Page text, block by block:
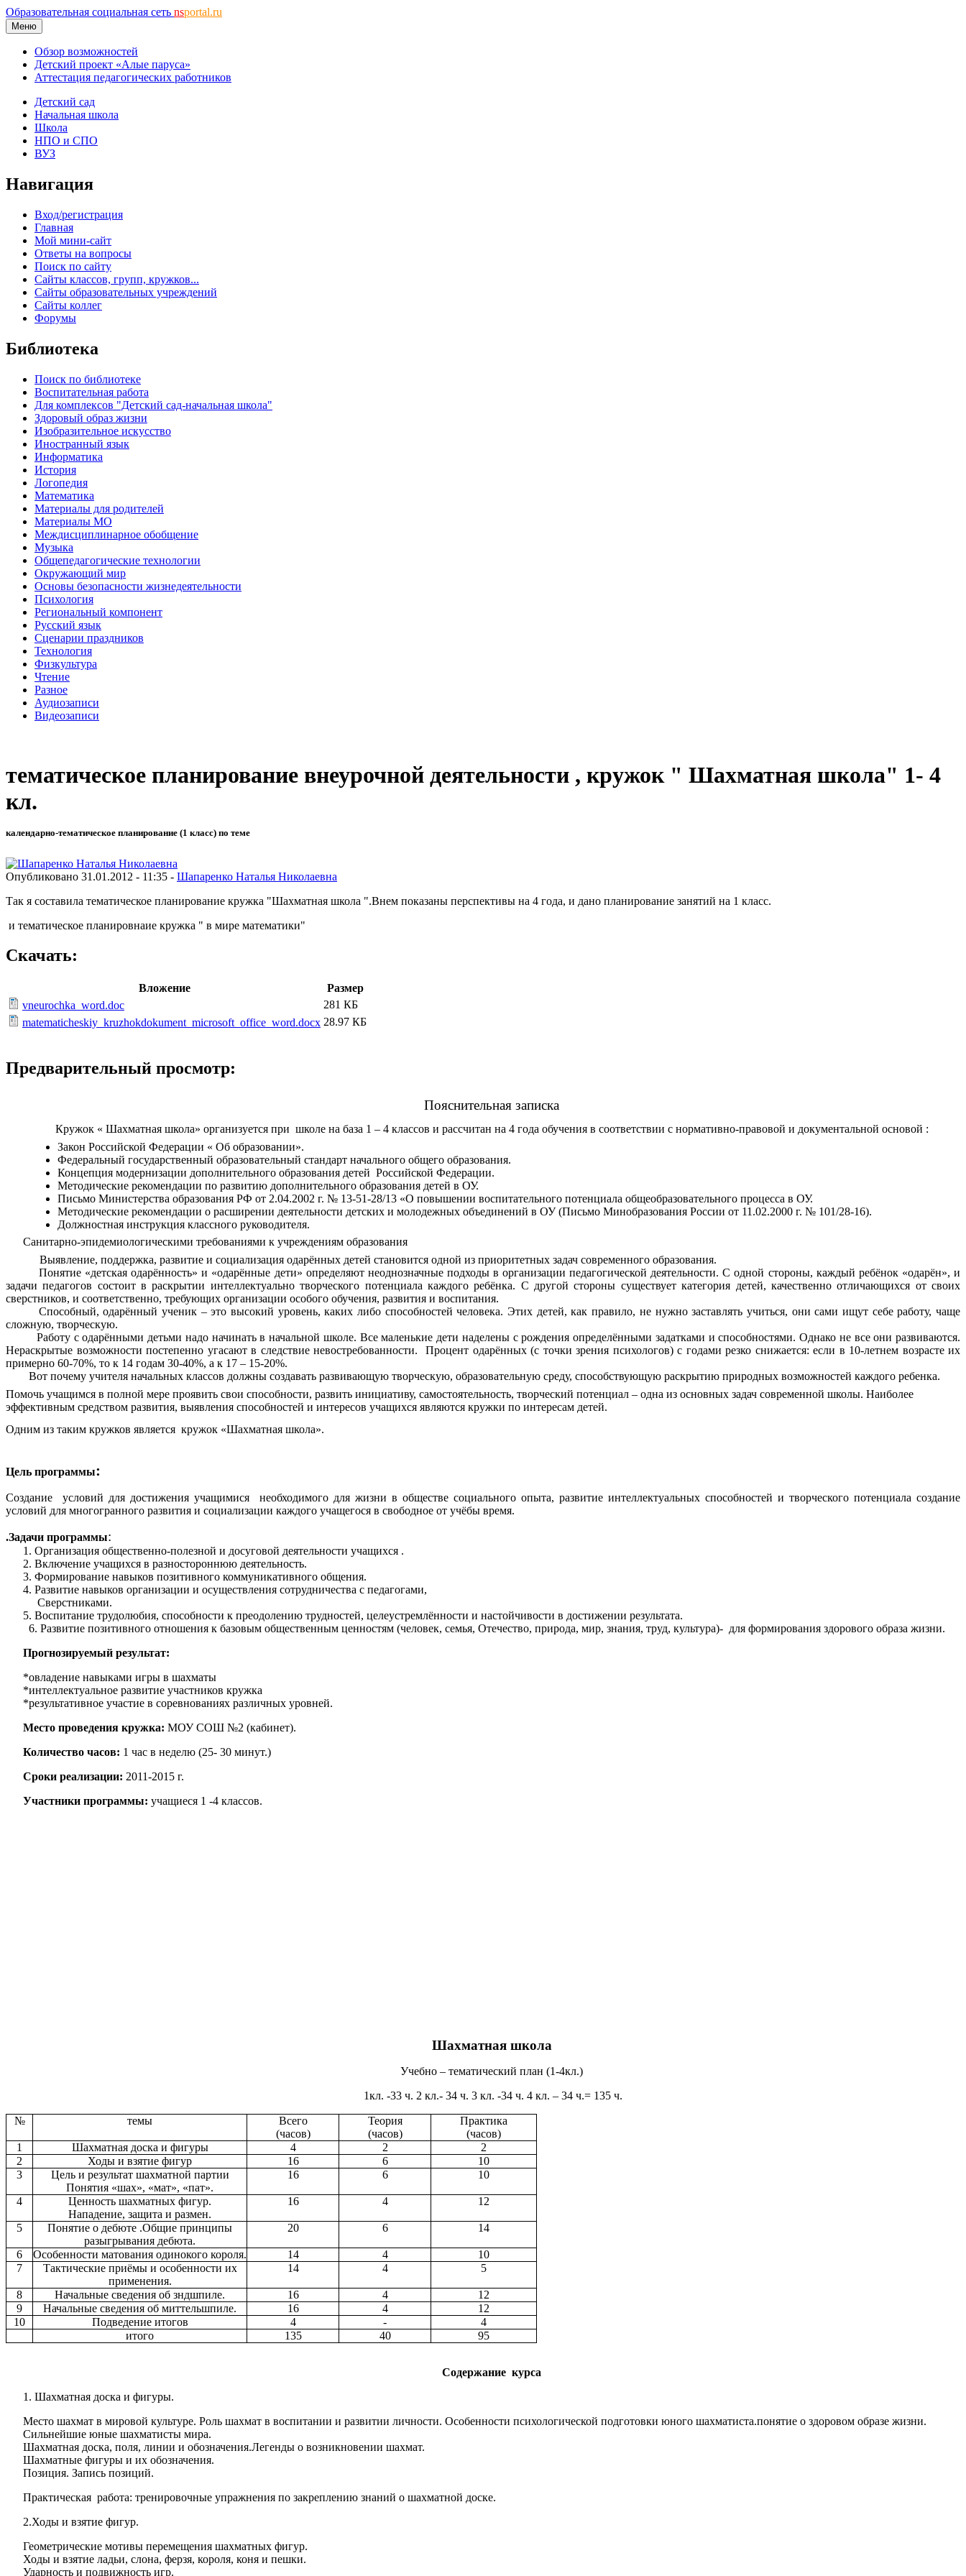
Образовательная социальная сеть nsportal.ru
Меню
Обзор возможностей
Детский проект «Алые паруса»
Аттестация педагогических работников
Детский сад
Начальная школа
Школа
НПО и СПО
ВУЗ
Навигация
Вход/регистрация
Главная
Мой мини-сайт
Ответы на вопросы
Поиск по сайту
Сайты классов, групп, кружков...
Сайты образовательных учреждений
Сайты коллег
Форумы
Библиотека
Поиск по библиотеке
Воспитательная работа
Для комплексов "Детский сад-начальная школа"
Здоровый образ жизни
Изобразительное искусство
Иностранный язык
Информатика
История
Логопедия
Математика
Материалы для родителей
Материалы МО
Междисциплинарное обобщение
Музыка
Общепедагогические технологии
Окружающий мир
Основы безопасности жизнедеятельности
Психология
Региональный компонент
Русский язык
Сценарии праздников
Технология
Физкультура
Чтение
Разное
Аудиозаписи
Видеозаписи
тематическое планирование внеурочной деятельности , кружок " Шахматная школа" 1- 4
кл.
календарно-тематическое планирование (1 класс) по теме
Опубликовано 31.01.2012 - 11:35 - Шапаренко Наталья Николаевна
Так я составила тематическое планирование кружка "Шахматная школа ".Внем показаны перспективы на 4 года, и дано планирование занятий на 1 класс.
и тематическое планировнаие кружка " в мире математики"
Скачать:
Вложение
Размер
vneurochka_word.doc
281 КБ
matematicheskiy_kruzhokdokument_microsoft_office_word.docx 28.97 КБ
Предварительный просмотр:
Пояснительная записка
Кружок « Шахматная школа» организуется при школе на база 1 – 4 классов и рассчитан на 4 года обучения в соответствии с нормативно-правовой и документальной основой :
Закон Российской Федерации « Об образовании».
Федеральный государственный образовательный стандарт начального общего образования.
Концепция модернизации дополнительного образования детей Российской Федерации.
Методические рекомендации по развитию дополнительного образования детей в ОУ.
Письмо Министерства образования РФ от 2.04.2002 г. № 13-51-28/13 «О повышении воспитательного потенциала общеобразовательного процесса в ОУ.
Методические рекомендации о расширении деятельности детских и молодежных объединений в ОУ (Письмо Минобразования России от 11.02.2000 г. № 101/28-16).
Должностная инструкция классного руководителя.
Санитарно-эпидемиологическими требованиями к учреждениям образования
Выявление, поддержка, развитие и социализация одарённых детей становится одной из приоритетных задач современного образования.
Понятие «детская одарённость» и «одарённые дети» определяют неоднозначные подходы в организации педагогической деятельности. С одной стороны, каждый ребёнок «одарён», и
задачи педагогов состоит в раскрытии интеллектуально творческого потенциала каждого ребёнка. С другой стороны существует категория детей, качественно отличающихся от своих
сверстников, и соответственно, требующих организации особого обучения, развития и воспитания.
Способный, одарённый ученик – это высокий уровень, каких либо способностей человека. Этих детей, как правило, не нужно заставлять учиться, они сами ищут себе работу, чаще
сложную, творческую.
Работу с одарёнными детьми надо начинать в начальной школе. Все маленькие дети наделены с рождения определёнными задатками и способностями. Однако не все они развиваются.
Нераскрытые возможности постепенно угасают в следствие невостребованности. Процент одарённых (с точки зрения психологов) с годами резко снижается: если в 10-летнем возрасте их
примерно 60-70%, то к 14 годам 30-40%, а к 17 – 15-20%.
Вот почему учителя начальных классов должны создавать развивающую творческую, образовательную среду, способствующую раскрытию природных возможностей каждого ребенка.
Помочь учащимся в полной мере проявить свои способности, развить инициативу, самостоятельность, творческий потенциал – одна из основных задач современной школы. Наиболее
эффективным средством развития, выявления способностей и интересов учащихся являются кружки по интересам детей.
Одним из таким кружков является кружок «Шахматная школа».
Цель программы:
Создание
условий для достижения учащимися необходимого для жизни в обществе социального опыта, развитие интеллектуальных способностей и творческого потенциала создание
условий для многогранного развития и социализации каждого учащегося в свободное от учёбы время.
.Задачи программы:
Организация общественно-полезной и досуговой деятельности учащихся .
Включение учащихся в разностороннюю деятельность.
Формирование навыков позитивного коммуникативного общения.
Развитие навыков организации и осуществления сотрудничества с педагогами,
Сверстниками.
Воспитание трудолюбия, способности к преодолению трудностей, целеустремлённости и настойчивости в достижении результата.
Развитие позитивного отношения к базовым общественным ценностям (человек, семья, Отечество, природа, мир, знания, труд, культура)- для формирования здорового образа жизни.
Прогнозируемый результат:
*овладение навыками игры в шахматы
*интеллектуальное развитие участников кружка
*результативное участие в соревнованиях различных уровней.
Место проведения кружка: МОУ СОШ №2 (кабинет).
Количество часов: 1 час в неделю (25- 30 минут.)
Сроки реализации: 2011-2015 г.
Участники программы: учащиеся 1 -4 классов.
Шахматная школа
Учебно – тематический план (1-4кл.)
1кл. -33 ч. 2 кл.- 34 ч. 3 кл. -34 ч. 4 кл. – 34 ч.= 135 ч.
№ темы
Всего
(часов)
Теория
(часов)
Практика
(часов)
1
Шахматная доска и фигуры 4 2
2
2
Ходы и взятие фигур 16 6
10
3
Цель и результат шахматной партии
Понятия «шах», «мат», «пат».
16 6 10
4
Ценность шахматных фигур.
Нападение, защита и размен.
16 4 12
5
Понятие о дебюте .Общие принципы
разыгрывания дебюта.
20 6 14
6 Особенности матования одинокого короля. 14 4
10
7
Тактические приёмы и особенности их
применения.
14 4 5
8 Начальные сведения об зндшпиле. 16 4
12
9
Начальные сведения об миттельшпиле. 16 4
12
10
Подведение итогов 4 -
4
итого
135 40 95
Содержание курса
1. Шахматная доска и фигуры.
Место шахмат в мировой культуре. Роль шахмат в воспитании и развитии личности. Особенности психологической подготовки юного шахматиста.понятие о здоровом образе жизни.
Сильнейшие юные шахматисты мира.
Шахматная доска, поля, линии и обозначения.Легенды о возникновении шахмат.
Шахматные фигуры и их обозначения.
Позиция. Запись позиций.
Практическая работа: тренировочные упражнения по закреплению знаний о шахматной доске.
2.Ходы и взятие фигур.
Геометрические мотивы перемещения шахматных фигур.
Ходы и взятие ладьи, слона, ферзя, короля, коня и пешки.
Ударность и подвижность игр.